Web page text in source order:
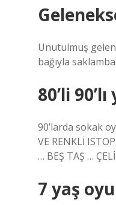
Unutulmuş
bağıyla
80’li
90’larda sokak
VE RENKLİ
… BEŞ TAŞ …
7 yaş